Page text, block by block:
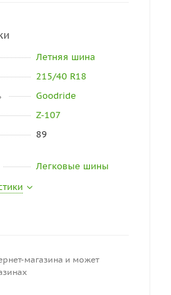
Летняя шина
215/40 R18
Goodride
Z-107
89
Легковые шины
магазина и может